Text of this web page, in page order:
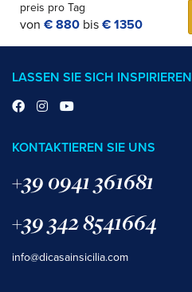
preis pro Tag
von € 880 bis € 1350
LASSEN SIE SICH INSPIRIEREN
KONTAKTIEREN SIE UNS
+39 0941 361681
+39 342 8541664
info@dicasainsicilia.com